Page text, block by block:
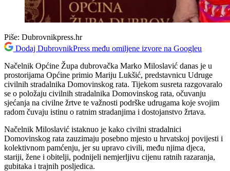
Piše: Dubrovnikpress.hr
Dodaj DubrovnikPress među omiljene izvore na Googleu
Načelnik Općine Župa dubrovačka Marko Miloslavić danas je u
prostorijama Općine primio Mariju Lukšić, predstavnicu Udruge
civilnih stradalnika Domovinskog rata. Tijekom susreta razgovaralo
se o položaju civilnih stradalnika Domovinskog rata, očuvanju
sjećanja na civilne žrtve te važnosti podrške udrugama koje svojim
radom čuvaju istinu o ratnim stradanjima i dostojanstvo žrtava.
Načelnik Miloslavić istaknuo je kako civilni stradalnici
Domovinskog rata zauzimaju posebno mjesto u hrvatskoj povijesti i
kolektivnom pamćenju, jer su upravo civili, među njima djeca,
stariji, žene i obitelji, podnijeli nemjerljivu cijenu ratnih razaranja,
gubitaka i trajnih posljedica.